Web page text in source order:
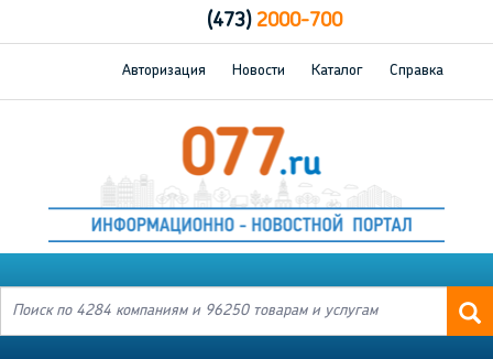
(473)2000-700
Авторизация Новости Каталог Справка